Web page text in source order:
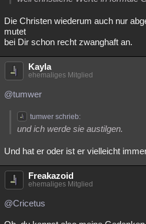
Die Christen wiederum auch nur
mutet
bei Dir schon recht zwanghaft an.
Kayla
ehemaliges Mitglied
@tumwer
tumwer schrieb:
und ich werde sie austilgen.
Und hat er oder ist er vielleicht
Freakazoid
ehemaliges Mitglied
@Cricetus